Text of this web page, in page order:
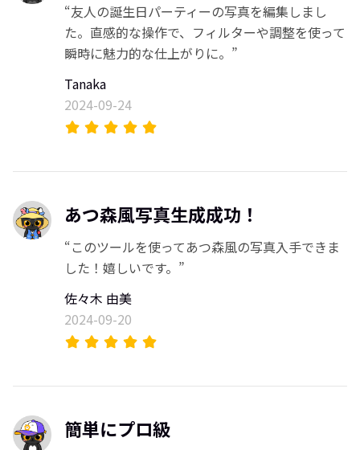
“友人の誕生日パーティーの写真を編集しまし
た。直感的な操作で、フィルターや調整を使って
瞬時に魅力的な仕上がりに。”
Tanaka
2024-09-24
あつ森風写真生成成功！
“このツールを使ってあつ森風の写真入手できま
した！嬉しいです。”
佐々木 由美
2024-09-20
簡単にプロ級